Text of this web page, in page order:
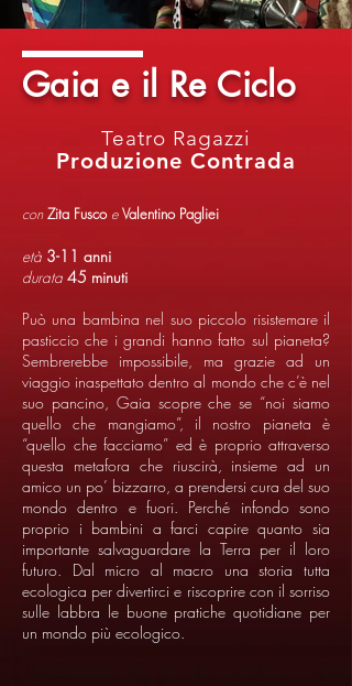
Gaia e il Re Ciclo
Produzione Contrada
Teatro Ragazzi
con Zita Fuscoe Valentino Pagliei
età 3-11 anni
durata 45 minuti
Può una bambina nel suo piccolo risistemare il
pasticcio che i grandi hanno fatto sul pianeta?
Sembrerebbe impossibile, ma grazie ad un
viaggio inaspettato dentro al mondo che c’è nel
suo pancino, Gaia scopre che se “noi siamo
quello che mangiamo”, il nostro pianeta è
“quello che facciamo” ed è proprio attraverso
questa metafora che riuscirà, insieme ad un
amico un po’ bizzarro, a prendersi cura del suo
mondo dentro e fuori. Perché infondo sono
proprio i bambini a farci capire quanto sia
importante salvaguardare la Terra per il loro
futuro. Dal micro al macro una storia tutta
ecologica per divertirci e riscoprire con il sorriso
sulle labbra le buone pratiche quotidiane per
un mondo più ecologico.